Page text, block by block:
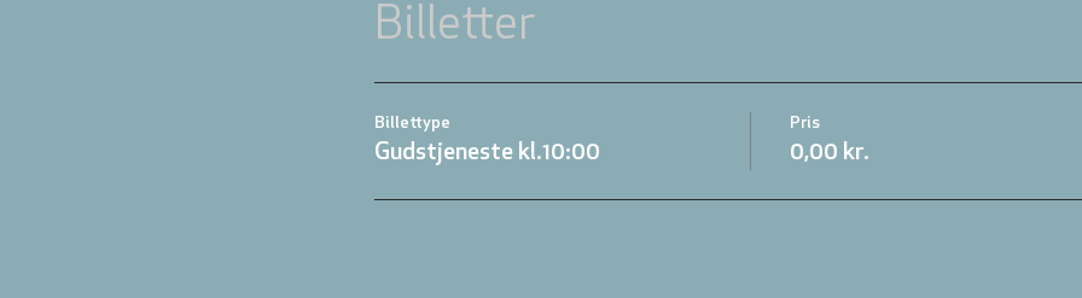
Billetter
Billettype
Gudstjeneste kl.10:00
Pris
0,00 kr.